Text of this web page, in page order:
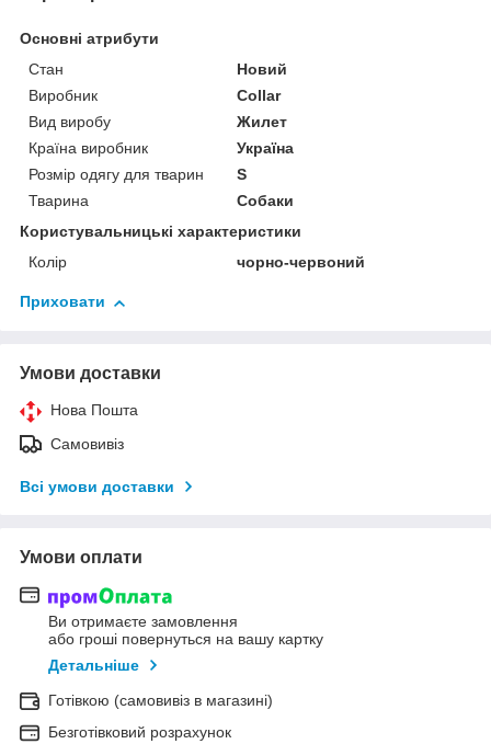
Основні атрибути
Стан
Новий
Виробник
Collar
Вид виробу
Жилет
Країна виробник
Україна
Розмір одягу для тварин
S
Тварина
Собаки
Користувальницькі характеристики
Колір
чорно-червоний
Приховати
Умови доставки
Нова Пошта
Самовивіз
Всі умови доставки
Умови оплати
Ви отримаєте замовлення
або гроші повернуться на вашу картку
Детальніше
Готівкою (самовивіз в магазині)
Безготівковий розрахунок